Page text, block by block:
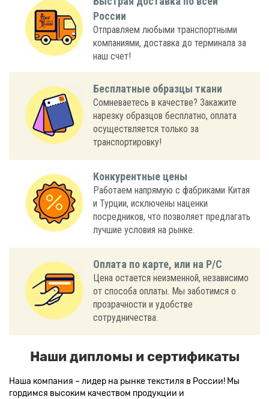
России
Отправляем любыми транспортными
компаниями, доставка до терминала за
наш счет!
Бесплатные образцы ткани
Сомневаетесь в качестве? Закажите
нарезку образцов бесплатно, оплата
осуществляется только за
транспортировку!
Конкурентные цены
Работаем напрямую с фабриками Китая
и Турции, исключены наценки
посредников, что позволяет предлагать
лучшие условия на рынке.
Оплата по карте, или на Р/С
Цена остается неизменной, независимо
от способа оплаты. Мы заботимся о
прозрачности и удобстве
сотрудничества.
Наши дипломы и сертификаты
Наша компания – лидер на рынке текстиля в России! Мы
гордимся высоким качеством продукции и